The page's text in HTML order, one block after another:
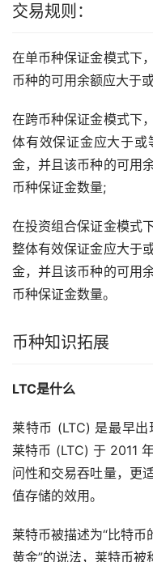
交易规则：
在单币种保证金模式下
币种的可用余额应大于
在跨币种保证金模式下
体有效保证金应大于或
金，并且该币种的可用
币种保证金数量;
在投资组合保证金模式
整体有效保证金应大于
金，并且该币种的可用
币种保证金数量。
币种知识拓展
LTC是什么
莱特币 (LTC) 是最早
莱特币 (LTC) 于 2011
问性和交易吞吐量，更
值存储的效用。
莱特币被描述为“比特币
黄金”的说法，莱特币被